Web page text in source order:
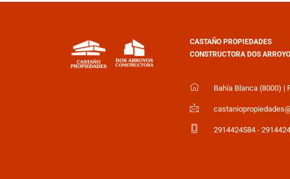
CASTAÑO PROPIEDADES
CONSTRUCTORA DOS
Bahía Blanca (8000) |
2914424584 -